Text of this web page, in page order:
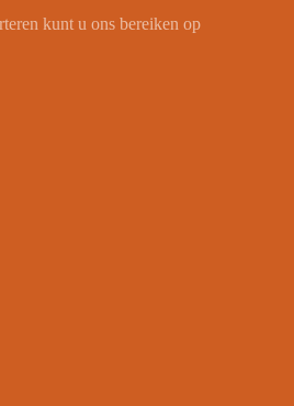
kunt u ons bereiken op